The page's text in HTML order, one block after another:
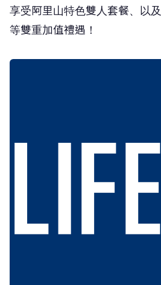
享受阿里山特色雙人套餐、以
等雙重加值禮遇！